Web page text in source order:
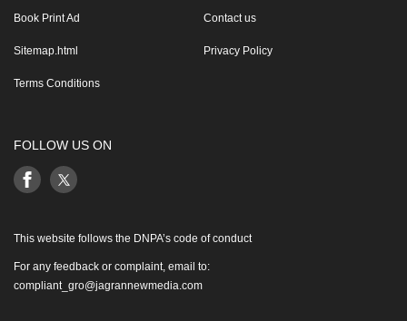
Book Print Ad Contact us
Sitemap.html Privacy Policy
Terms Conditions
FOLLOW US ON
This website follows the DNPA’s code of conduct
For any feedback or complaint, email to:
compliant_gro@jagrannewmedia.com